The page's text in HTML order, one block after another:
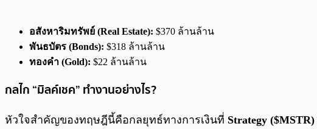
อสังหาริมทรัพย์ (Real Estate): $370 ล้านล้าน
พันธบัตร (Bonds): $318 ล้านล้าน
ทองคำ (Gold): $22 ล้านล้าน
กลไก “มิลค์เชค” ทำงานอย่างไร?
หัวใจสำคัญของทฤษฎีนี้คือกลยุทธ์ทางการเงินที่ Strategy ($MSTR)